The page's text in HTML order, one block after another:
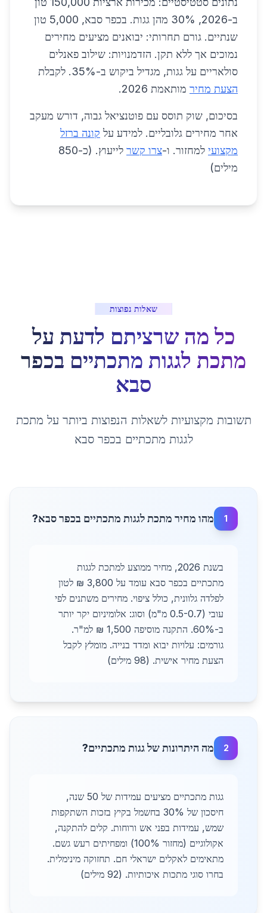
ב-2026, 30% מהן גגות. בכפר סבא, 5,000 טון
שנתיים. גורם תחרותי: יבואנים מציעים מחירים
נמוכים אך ללא תקן. הזדמנויות: שילוב פאנלים
סולאריים על גגות, מגדיל ביקוש ב-35%. לקבלת
הצעת מחיר מותאמת 2026.
בסיכום, שוק תוסס עם פוטנציאל גבוה, דורש מעקב
אחר מחירים גלובליים. למידע על קונה ברזל
מקצועי למחזור. ו-צרו קשר
לייעוץ. (כ-850
מילים)
שאלות נפוצות
כל מה שרציתם לדעת על
מתכת לגגות מתכתיים בכפר
סבא
תשובות מקצועיות לשאלות הנפוצות ביותר על מתכת
לגגות מתכתיים בכפר סבא
1 מהו מחיר מתכת לגגות מתכתיים בכפר סבא?
בשנת 2026, מחיר ממוצע למתכת לגגות
מתכתיים בכפר סבא עומד על 3,800 ₪ לטון
לפלדה גלוונית, כולל ציפוי. מחירים משתנים לפי
עובי (0.5-0.7 מ"מ) וסוג: אלומיניום יקר יותר
ב-60%. התקנה מוסיפה 1,500 ₪ למ"ר.
גורמים: עלויות יבוא ומדד בנייה. מומלץ לקבל
הצעת מחיר אישית. (98 מילים)
2 מה היתרונות של גגות מתכתיים?
גגות מתכתיים מציעים עמידות של 50 שנה,
חיסכון של 30% בחשמל בקיץ בזכות השתקפות
שמש, עמידות בפני אש ורוחות. קלים להתקנה,
אקולוגיים (מחזור 100%) ומפחיתים רעש גשם.
מתאימים לאקלים ישראלי חם. תחזוקה מינימלית.
בחרו סוגי מתכות איכותיות. (92 מילים)